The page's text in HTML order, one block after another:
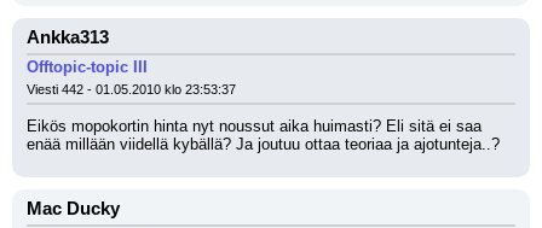
Ankka313
Offtopic-topic III
Viesti 442 - 01.05.2010 klo 23:53:37
Eikös mopokortin hinta nyt noussut aika huimasti? Eli sitä ei saa
enää millään viidellä kybällä? Ja joutuu ottaa teoriaa ja ajotunteja..?
Mac Ducky